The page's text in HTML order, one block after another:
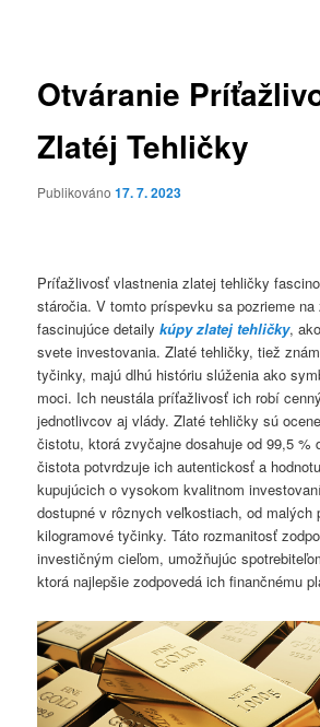
Otváranie
Zlatéj Tehličky
Publikováno17. 7. 2023
Príťažlivosť vlastnenia zlatej tehličky
stáročia. V tomto príspevku sa pozrieme na
fascinujúce detailykúpy zlatej tehličky,
svete investovania. Zlaté tehličky, tiež
tyčinky, majú dlhú históriu slúženia ako
moci. Ich neustála príťažlivosť ich robí
jednotlivcov aj vlády. Zlaté tehličky sú
čistotu, ktorá zvyčajne dosahuje od 99,5 %
čistota potvrdzuje ich autentickosť a
kupujúcich o vysokom kvalitnom
dostupné v rôznych veľkostiach, od malých
kilogramové tyčinky. Táto rozmanitosť
investičným cieľom, umožňujúc
ktorá najlepšie zodpovedá ich finančnému